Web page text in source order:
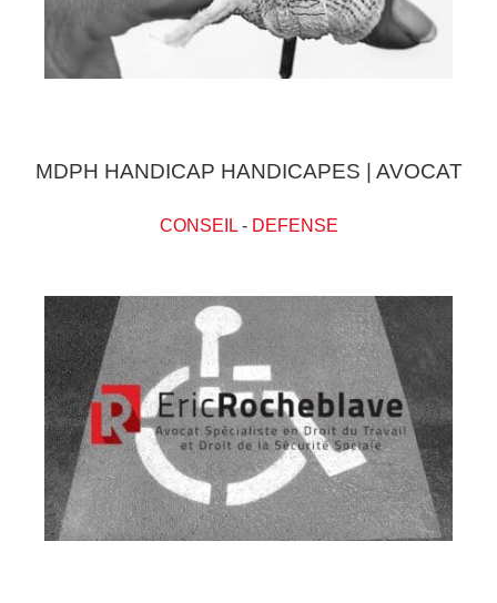
MDPH HANDICAP HANDICAPES | AVOCAT
CONSEIL- DEFENSE